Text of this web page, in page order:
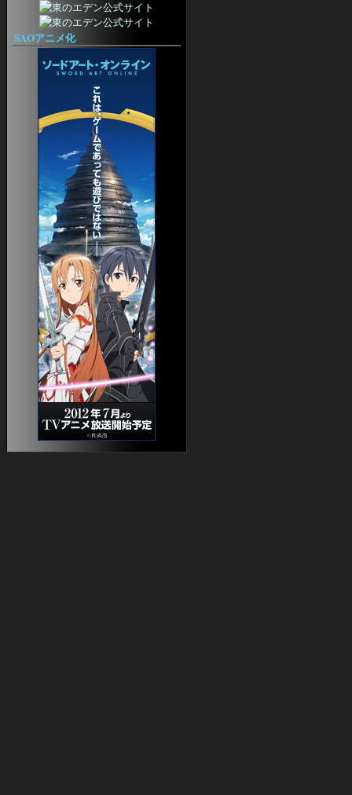
EQ2 M and Q
Allakhazam's EQII
Heritage
Prismatic
EQ2 OGaming
センスが無い！
アバウトなEQ2日記
EQ2ブログ集（ライブドア）
その他
EQ2用語集
EQⅡ日本語版【初心者ガイド】
An EverQuest Island
EQ2 Craft
EQII 研究所（仮）
EQII 日本語版メモ
ねっとげーむのえいかいわ。新版
ローブ画像コレクション
馬ガイド
EQ2 Raidmobs
EQ2ペットカタログ
SAOアニメ化